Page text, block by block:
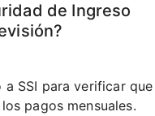
de Ingreso
a SSI para verificar que
pagos mensuales.